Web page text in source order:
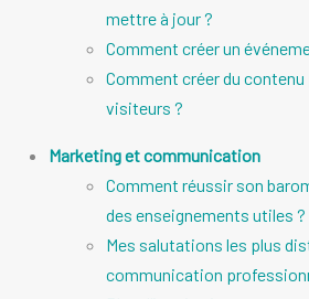
mettre à jour ?
Comment créer un
Comment créer du
visiteurs ?
Marketing et communication
Comment réussir son
des enseignements utiles ?
Mes salutations les plus
communication